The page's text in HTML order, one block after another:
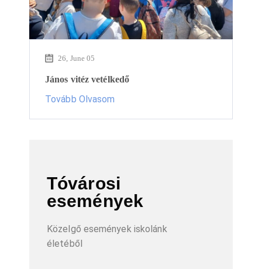
26, June 05
János vitéz vetélkedő
Tovább Olvasom
Tóvárosi
események
Közelgő események iskolánk
életéből